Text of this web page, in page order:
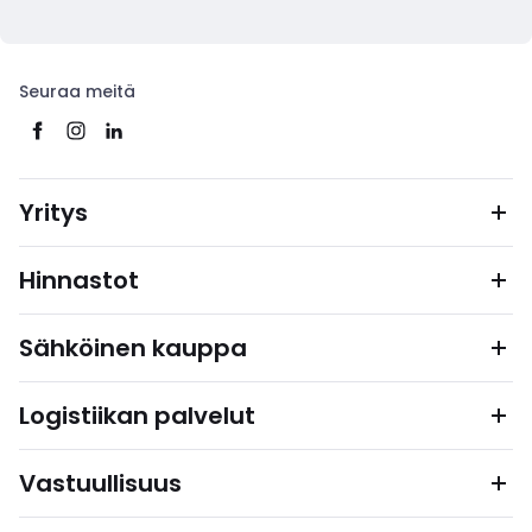
Seuraa meitä
Yritys
Hinnastot
Sähköinen kauppa
Logistiikan palvelut
Vastuullisuus